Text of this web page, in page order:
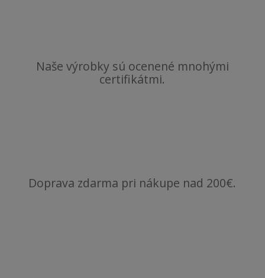
Naše výrobky sú ocenené mnohými
certifikátmi.
Doprava zdarma pri nákupe nad 200€.